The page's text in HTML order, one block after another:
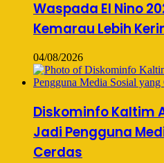
Waspada El Nino
Kemarau Lebih
04/08/2026
Diskominfo Kaltim
Jadi Pengguna
Cerdas